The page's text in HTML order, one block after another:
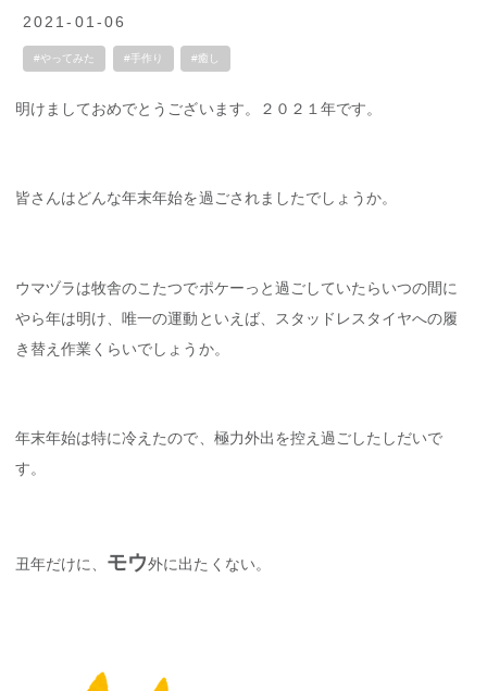
2021-01-06
#やってみた #手作り #癒し
明けましておめでとうございます。２０２１年です。
皆さんはどんな年末年始を過ごされましたでしょうか。
ウマヅラは牧舎のこたつでポケーっと過ごしていたらいつの間に
やら年は明け、唯一の運動といえば、スタッドレスタイヤへの履
き替え作業くらいでしょうか。
年末年始は特に冷えたので、極力外出を控え過ごしたしだいで
す。
丑年だけに、 モウ外に出たくない。